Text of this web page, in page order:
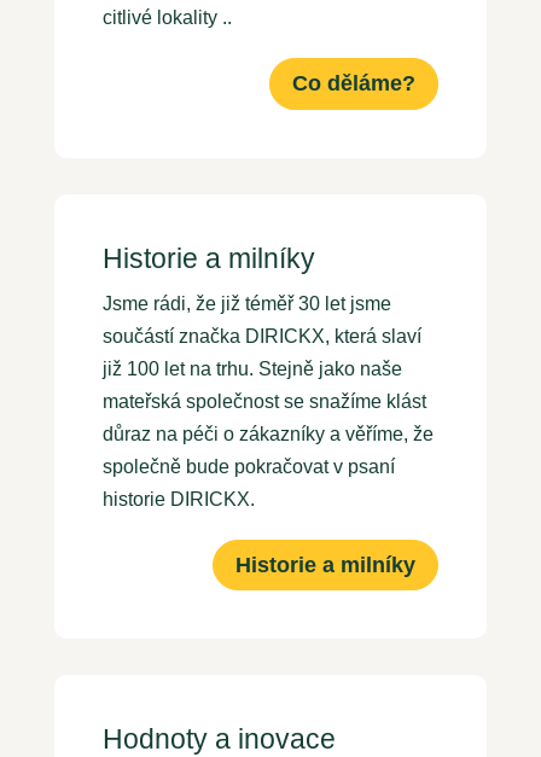
citlivé lokality ..
Co děláme?
Historie a milníky
Jsme rádi, že již téměř 30 let jsme
součástí značka DIRICKX, která slaví
již 100 let na trhu. Stejně jako naše
mateřská společnost se snažíme klást
důraz na péči o zákazníky a věříme, že
společně bude pokračovat v psaní
historie DIRICKX.
Historie a milníky
Hodnoty a inovace